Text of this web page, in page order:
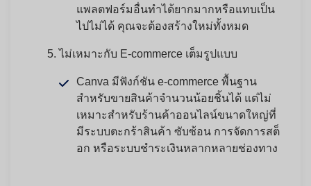
แพลตฟอร์มอื่นทำได้ยากมากหรือแทบเป็น
ไปไม่ได้ คุณจะต้องสร้างใหม่ทั้งหมด
ไม่เหมาะกับ E-commerce เต็มรูปแบบ
Canva มีฟังก์ชัน e-commerce พื้นฐาน
สำหรับขายสินค้าจำนวนน้อยชิ้นได้ แต่ไม่
เหมาะสำหรับร้านค้าออนไลน์ขนาดใหญ่ที่
มีระบบตะกร้าสินค้า ซับซ้อน การจัดการสต็
อก หรือระบบชำระเงินหลากหลายช่องทาง